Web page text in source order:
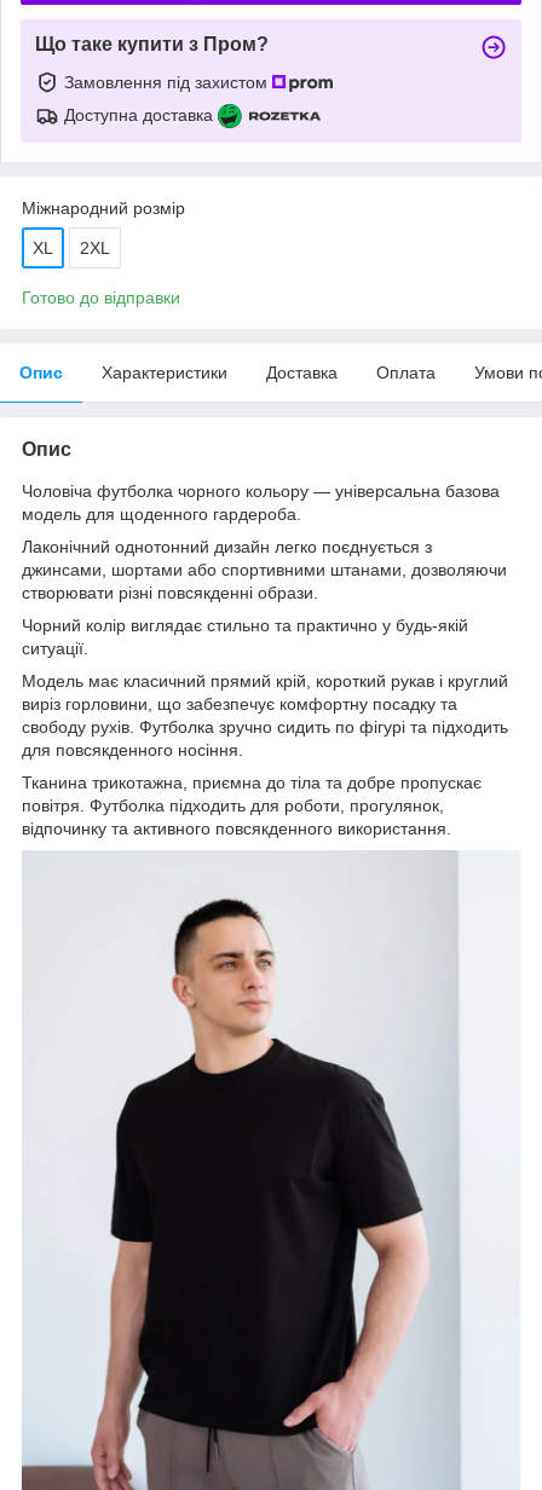
Що таке купити з Пром?
Замовлення під захистом
Доступна доставка
Міжнародний розмір
XL 2XL
Готово до відправки
Опис Характеристики Доставка Оплата Умови
Опис
Чоловіча футболка чорного кольору — універсальна базова
модель для щоденного гардероба.
Лаконічний однотонний дизайн легко поєднується з
джинсами, шортами або спортивними штанами, дозволяючи
створювати різні повсякденні образи.
Чорний колір виглядає стильно та практично у будь-якій
ситуації.
Модель має класичний прямий крій, короткий рукав і круглий
виріз горловини, що забезпечує комфортну посадку та
свободу рухів. Футболка зручно сидить по фігурі та підходить
для повсякденного носіння.
Тканина трикотажна, приємна до тіла та добре пропускає
повітря. Футболка підходить для роботи, прогулянок,
відпочинку та активного повсякденного використання.